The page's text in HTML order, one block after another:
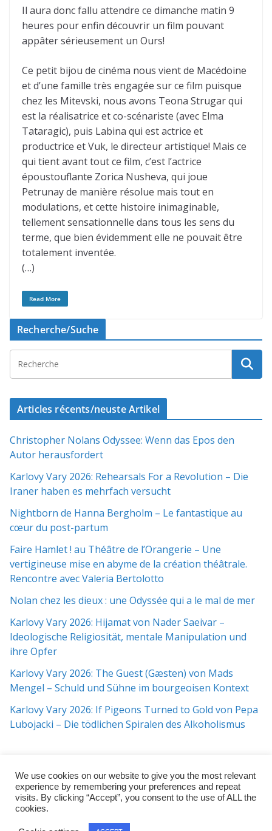
Il aura donc fallu attendre ce dimanche matin 9
heures pour enfin découvrir un film pouvant
appâter sérieusement un Ours!
Ce petit bijou de cinéma nous vient de Macédoine
et d’une famille très engagée sur ce film puisque
chez les Mitevski, nous avons Teona Strugar qui
est la réalisatrice et co-scénariste (avec Elma
Tataragic), puis Labina qui est actrice et
productrice et Vuk, le directeur artistique! Mais ce
qui tient avant tout ce film, c’est l’actrice
époustouflante Zorica Nusheva, qui joue
Petrunay de manière résolue mais tout en
modulations, et cette histoire inimaginable,
tellement sensationnelle dans tous les sens du
terme, que bien évidemment elle ne pouvait être
totalement inventée.
(…)
Read More
Recherche/Suche
Articles récents/neuste Artikel
Christopher Nolans Odyssee: Wenn das Epos den
Autor herausfordert
Karlovy Vary 2026: Rehearsals For a Revolution – Die
Iraner haben es mehrfach versucht
Nightborn de Hanna Bergholm – Le fantastique au
cœur du post-partum
Faire Hamlet ! au Théâtre de l’Orangerie – Une
vertigineuse mise en abyme de la création théâtrale.
Rencontre avec Valeria Bertolotto
Nolan chez les dieux : une Odyssée qui a le mal de mer
Karlovy Vary 2026: Hijamat von Nader Saeivar​​ –
Ideologische Religiosität, mentale Manipulation und
ihre Opfer
Karlovy Vary 2026: The Guest (Gæsten) von Mads
Mengel – Schuld und Sühne im bourgeoisen Kontext
Karlovy Vary 2026: If Pigeons Turned to Gold von Pepa
Lubojacki – Die tödlichen Spiralen des Alkoholismus
Copyright © 2026j:mag
We use cookies on our website to give you the most relevant
experience by remembering your preferences and repeat
visits. By clicking “Accept”, you consent to the use of ALL the
cookies.